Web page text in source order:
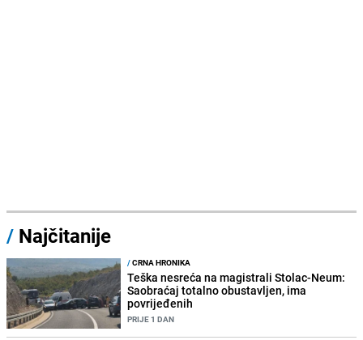
/ Najčitanije
/CRNA HRONIKA
Teška nesreća na magistrali Stolac-Neum:
Saobraćaj totalno obustavljen, ima
povrijeđenih
PRIJE 1 DAN